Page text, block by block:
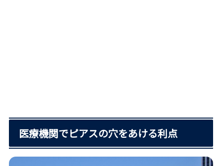
医療機関でピアスの穴をあける利点